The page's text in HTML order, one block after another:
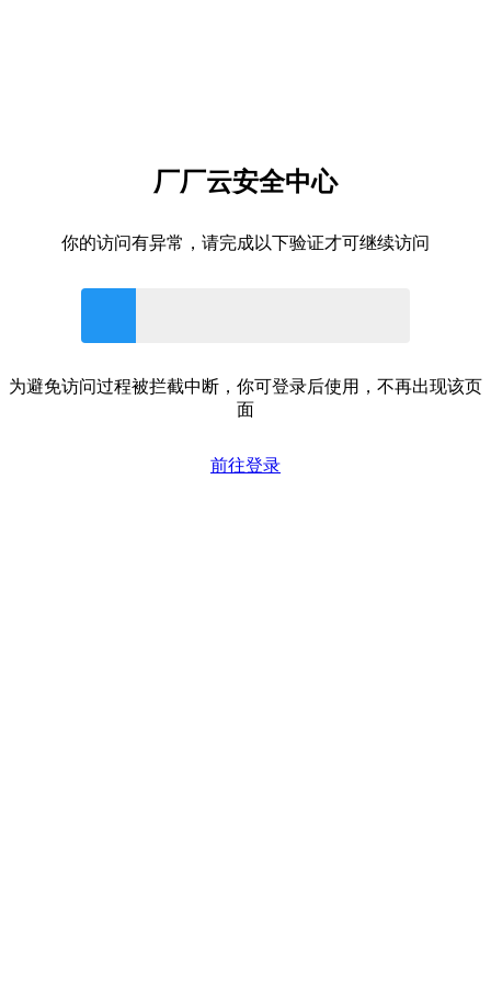
厂厂云安全中心
你的访问有异常，请完成以下验证才可继续访问
为避免访问过程被拦截中断，你可登录后使用，不再出现该页
面
前往登录